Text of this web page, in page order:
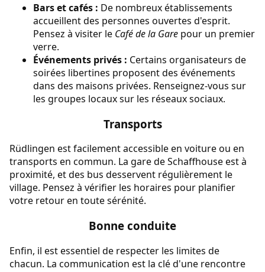
Bars et cafés : De nombreux établissements
accueillent des personnes ouvertes d'esprit.
Pensez à visiter le Café de la Gare pour un premier
verre.
Événements privés : Certains organisateurs de
soirées libertines proposent des événements
dans des maisons privées. Renseignez-vous sur
les groupes locaux sur les réseaux sociaux.
Transports
Rüdlingen est facilement accessible en voiture ou en
transports en commun. La gare de Schaffhouse est à
proximité, et des bus desservent régulièrement le
village. Pensez à vérifier les horaires pour planifier
votre retour en toute sérénité.
Bonne conduite
Enfin, il est essentiel de respecter les limites de
chacun. La communication est la clé d'une rencontre